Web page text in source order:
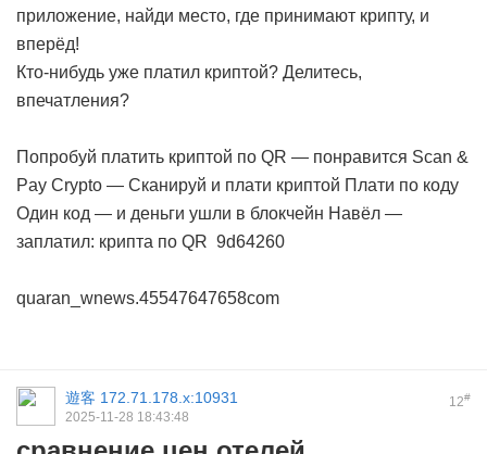
приложение, найди место, где принимают крипту, и
вперёд!
Кто-нибудь уже платил криптой? Делитесь,
впечатления?
Попробуй платить криптой по QR — понравится Scan &
Pay Crypto — Сканируй и плати криптой Плати по коду
Один код — и деньги ушли в блокчейн Навёл —
заплатил: крипта по QR 9d64260
quaran_wnews.45547647658com
12#
遊客 172.71.178.x:10931
2025-11-28 18:43:48